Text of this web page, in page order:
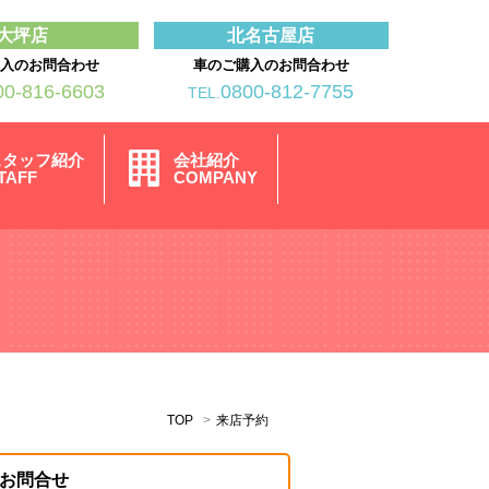
坪店
のお問合わせ
816-6603
北名古屋店
車のご購入のお問合わせ
TEL.0800-812-7755
ッフ紹介
会社紹介
COMPANY
TOP 来店予約
お問合せ